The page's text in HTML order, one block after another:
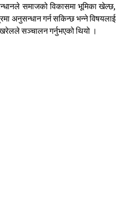
समाजको विकासमा भूमिका खेल्छ,
गर्न सकिन्छ भन्ने विषयलाई
सञ्चालन गर्नुभएको थियो ।